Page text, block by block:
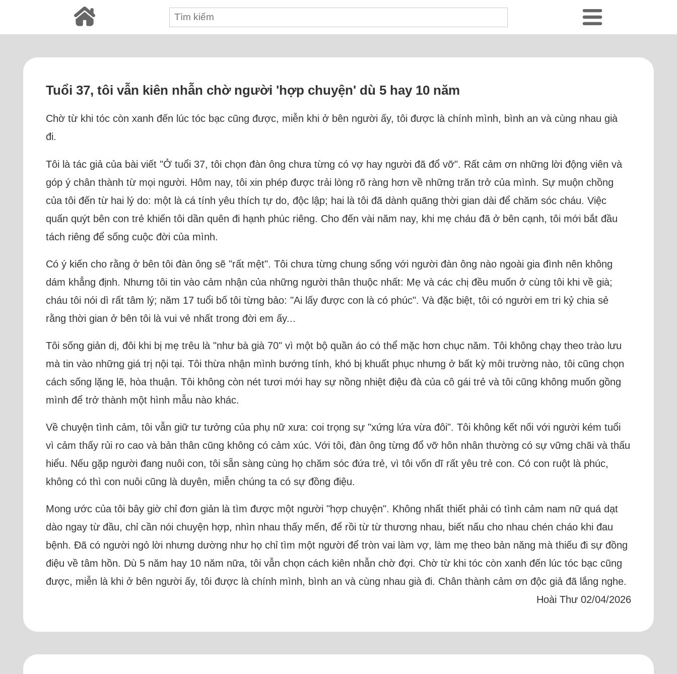
Tuổi 37, tôi vẫn kiên nhẫn chờ người 'hợp chuyện' dù 5 hay 10 năm
Chờ từ khi tóc còn xanh đến lúc tóc bạc cũng được, miễn khi ở bên người ấy, tôi được là chính mình, bình an và cùng nhau già
đi.
Tôi là tác giả của bài viết "Ở tuổi 37, tôi chọn đàn ông chưa từng có vợ hay người đã đổ vỡ". Rất cảm ơn những lời động viên và
góp ý chân thành từ mọi người. Hôm nay, tôi xin phép được trải lòng rõ ràng hơn về những trăn trở của mình. Sự muộn chồng
của tôi đến từ hai lý do: một là cá tính yêu thích tự do, độc lập; hai là tôi đã dành quãng thời gian dài để chăm sóc cháu. Việc
quấn quýt bên con trẻ khiến tôi dần quên đi hạnh phúc riêng. Cho đến vài năm nay, khi mẹ cháu đã ở bên cạnh, tôi mới bắt đầu
tách riêng để sống cuộc đời của mình.
Có ý kiến cho rằng ở bên tôi đàn ông sẽ "rất mệt". Tôi chưa từng chung sống với người đàn ông nào ngoài gia đình nên không
dám khẳng định. Nhưng tôi tin vào cảm nhận của những người thân thuộc nhất: Mẹ và các chị đều muốn ở cùng tôi khi về già;
cháu tôi nói dì rất tâm lý; năm 17 tuổi bố tôi từng bảo: "Ai lấy được con là có phúc". Và đặc biệt, tôi có người em tri kỷ chia sẻ
rằng thời gian ở bên tôi là vui vẻ nhất trong đời em ấy...
Tôi sống giản dị, đôi khi bị mẹ trêu là "như bà già 70" vì một bộ quần áo có thể mặc hơn chục năm. Tôi không chạy theo trào lưu
mà tin vào những giá trị nội tại. Tôi thừa nhận mình bướng tính, khó bị khuất phục nhưng ở bất kỳ môi trường nào, tôi cũng chọn
cách sống lặng lẽ, hòa thuận. Tôi không còn nét tươi mới hay sự nồng nhiệt điệu đà của cô gái trẻ và tôi cũng không muốn gồng
mình để trở thành một hình mẫu nào khác.
Về chuyện tình cảm, tôi vẫn giữ tư tưởng của phụ nữ xưa: coi trọng sự "xứng lứa vừa đôi". Tôi không kết nối với người kém tuổi
vì cảm thấy rủi ro cao và bản thân cũng không có cảm xúc. Với tôi, đàn ông từng đổ vỡ hôn nhân thường có sự vững chãi và thấu
hiểu. Nếu gặp người đang nuôi con, tôi sẵn sàng cùng họ chăm sóc đứa trẻ, vì tôi vốn dĩ rất yêu trẻ con. Có con ruột là phúc,
không có thì con nuôi cũng là duyên, miễn chúng ta có sự đồng điệu.
Mong ước của tôi bây giờ chỉ đơn giản là tìm được một người "hợp chuyện". Không nhất thiết phải có tình cảm nam nữ quá dạt
dào ngay từ đầu, chỉ cần nói chuyện hợp, nhìn nhau thấy mến, để rồi từ từ thương nhau, biết nấu cho nhau chén cháo khi đau
bệnh. Đã có người ngỏ lời nhưng dường như họ chỉ tìm một người để tròn vai làm vợ, làm mẹ theo bản năng mà thiếu đi sự đồng
điệu về tâm hồn. Dù 5 năm hay 10 năm nữa, tôi vẫn chọn cách kiên nhẫn chờ đợi. Chờ từ khi tóc còn xanh đến lúc tóc bạc cũng
được, miễn là khi ở bên người ấy, tôi được là chính mình, bình an và cùng nhau già đi. Chân thành cảm ơn độc giả đã lắng nghe.
Hoài Thư 02/04/2026